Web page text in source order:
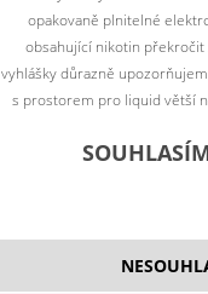
opakovaně plnitelné
obsahující nikotin překročit
vyhlášky důrazně
s prostorem pro liquid větší